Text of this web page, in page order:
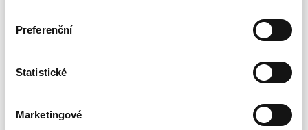
Preferenční
Statistické
Marketingové
places connected with the history of the Jews
Budějovice. The third topic of the guide is the